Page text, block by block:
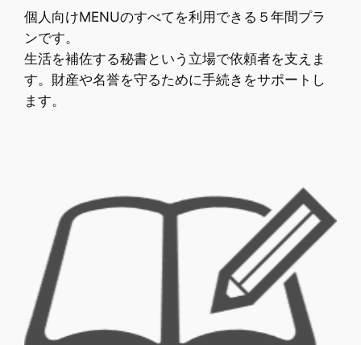
個人向けMENUのすべてを利用できる５年間プラ
ンです。
生活を補佐する秘書という立場で依頼者を支えま
す。財産や名誉を守るために手続きをサポートし
ます。